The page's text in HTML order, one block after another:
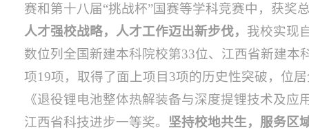
赛和第十八届“挑战杯”国赛等学科竞赛中，获奖
人才强校战略，人才工作迈出新步伐， 我校实现
数位列全国新建本科院校第33位、江西省新建本
项19项，取得了面上项目3项的历史性突破，位
《退役锂电池整体热解装备与深度提锂技术及
江西省科技进步一等奖。 坚持校地共生，服务区